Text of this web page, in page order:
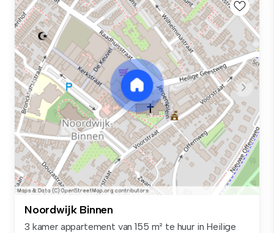
Noordwijk Binnen
3 kamer appartement van 155 m² te huur in Heilige